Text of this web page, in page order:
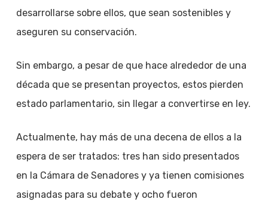
desarrollarse sobre ellos, que sean sostenibles y
aseguren su conservación.
Sin embargo, a pesar de que hace alrededor de una
década que se presentan proyectos, estos pierden
estado parlamentario, sin llegar a convertirse en ley.
Actualmente, hay más de una decena de ellos a la
espera de ser tratados: tres han sido presentados
en la Cámara de Senadores y ya tienen comisiones
asignadas para su debate y ocho fueron